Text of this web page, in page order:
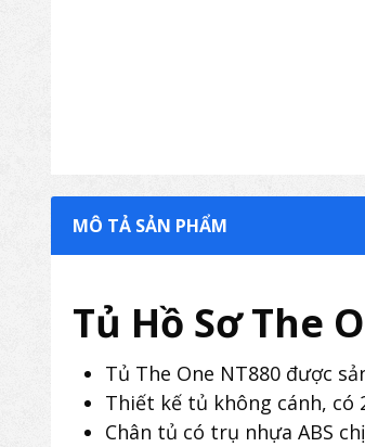
MÔ TẢ SẢN PHẨM
Tủ Hồ Sơ The
Tủ The One NT880 được
Thiết kế tủ không cánh, có
Chân tủ có trụ nhựa ABS